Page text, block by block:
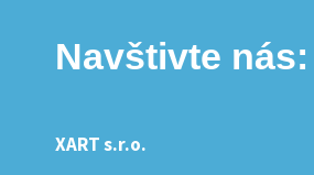
Navštivte nás:
XART s.r.o.